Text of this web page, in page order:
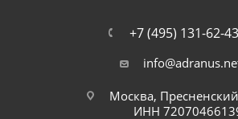
+7 (495) 131-62-43
Москва,
ИНН